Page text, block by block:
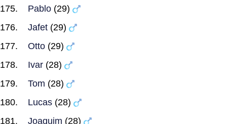
Pablo (29)
Jafet (29)
Otto (29)
Ivar (28)
Tom (28)
Lucas (28)
Joaquim (28)